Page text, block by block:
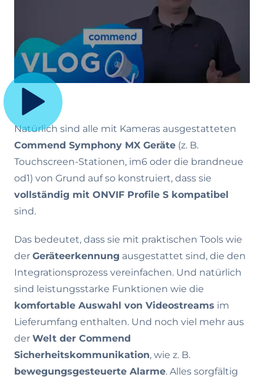
Natürlich sind alle mit Kameras ausgestatteten
Commend Symphony MX Geräte (z. B.
Touchscreen-Stationen, im6 oder die brandneue
od1) von Grund auf so konstruiert, dass sie
vollständig mit ONVIF Profile S kompatibel
sind.
Das bedeutet, dass sie mit praktischen Tools wie
der Geräteerkennung ausgestattet sind, die den
Integrationsprozess vereinfachen. Und natürlich
sind leistungsstarke Funktionen wie die
komfortable Auswahl von Videostreams im
Lieferumfang enthalten. Und noch viel mehr aus
der Welt der Commend
Sicherheitskommunikation, wie z. B.
bewegungsgesteuerte Alarme. Alles sorgfältig